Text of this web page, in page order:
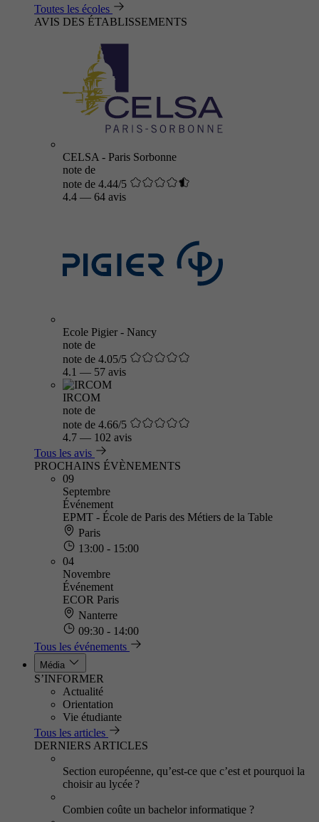
Toutes les écoles
AVIS DES ÉTABLISSEMENTS
CELSA - Paris Sorbonne
note de
note de 4.44/5
4.4 — 64 avis
Ecole Pigier - Nancy
note de
note de 4.05/5
4.1 — 57 avis
IRCOM
note de
note de 4.66/5
4.7 — 102 avis
Tous les avis
PROCHAINS ÉVÈNEMENTS
09
Septembre
Événement
EPMT - École de Paris des Métiers de la Table
Paris
13:00 - 15:00
04
Novembre
Événement
ECOR Paris
Nanterre
09:30 - 14:00
Tous les événements
Média
S’INFORMER
Actualité
Orientation
Vie étudiante
Tous les articles
DERNIERS ARTICLES
Section européenne, qu’est-ce que c’est et pourquoi la
choisir au lycée ?
Combien coûte un bachelor informatique ?